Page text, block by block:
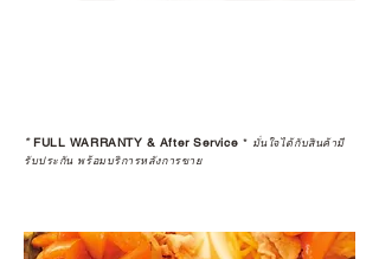
*FULL WARRANTY & After Service * มั่นใจได้กับสินค้ามี
รับประกัน พร้อมบริการหลังการขาย